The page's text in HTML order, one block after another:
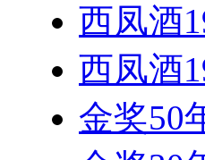
西凤酒
西凤酒
金奖50